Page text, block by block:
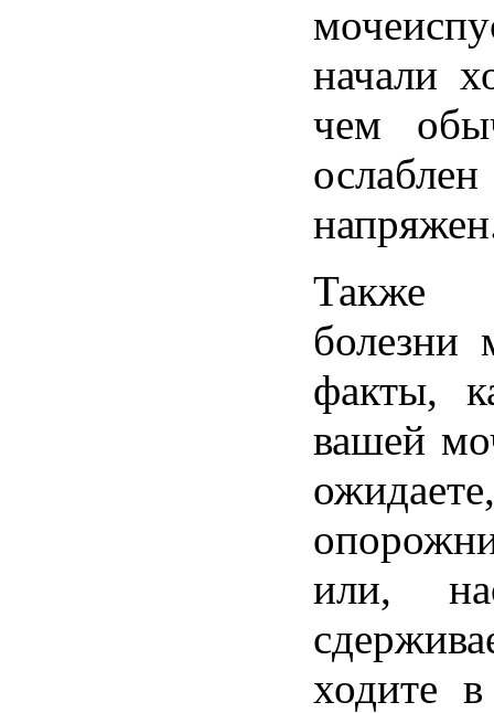
начали
чем
Также
болезни
факты,
вашей
или,
ходите